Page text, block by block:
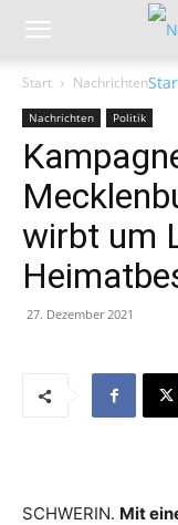
Start Nachrichten
Nachrichten Politik
wirbt um
27. Dezember 2021
SCHWERIN. Mit